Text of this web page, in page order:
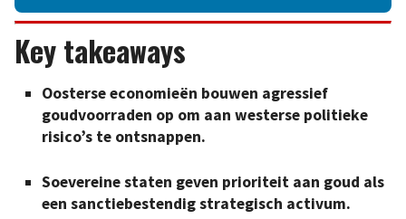
Key takeaways
Oosterse economieën bouwen agressief
goudvoorraden op om aan westerse politieke
risico’s te ontsnappen.
Soevereine staten geven prioriteit aan goud als
een sanctiebestendig strategisch activum.